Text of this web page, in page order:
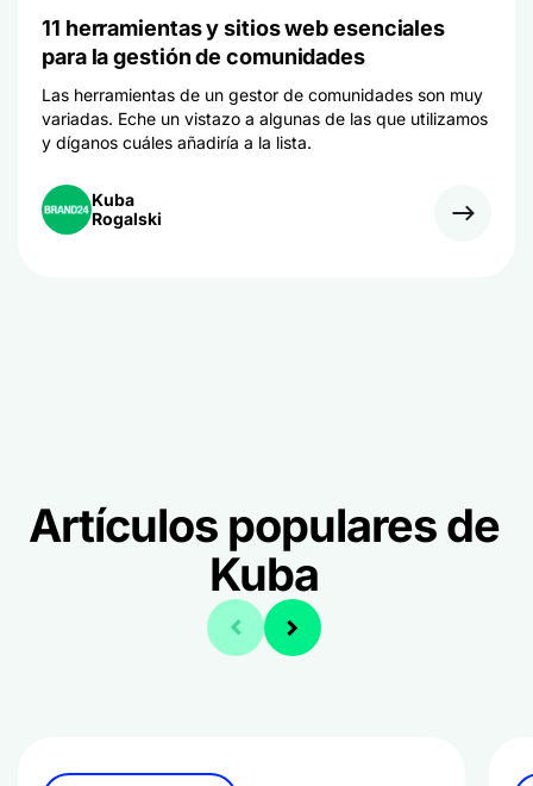
11 herramientas y sitios web esenciales
para la gestión de comunidades
Las herramientas de un gestor de comunidades son muy
variadas. Eche un vistazo a algunas de las que utilizamos
y díganos cuáles añadiría a la lista.
Kuba
Rogalski
Artículos populares de
Kuba